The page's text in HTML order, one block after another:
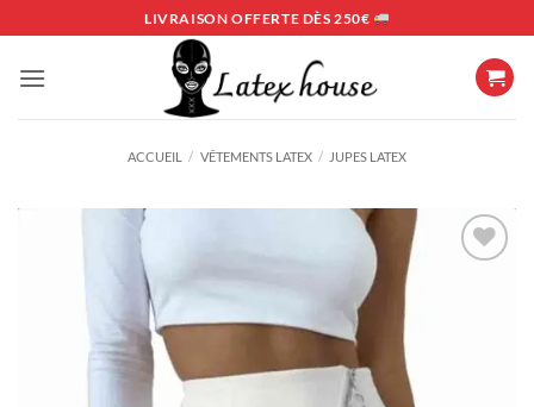
au
contenu
LIVRAISON OFFERTE DÈS 250€
ACCUEIL / VÊTEMENTS LATEX / JUPES LATEX